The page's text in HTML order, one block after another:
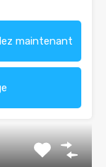
maintenant